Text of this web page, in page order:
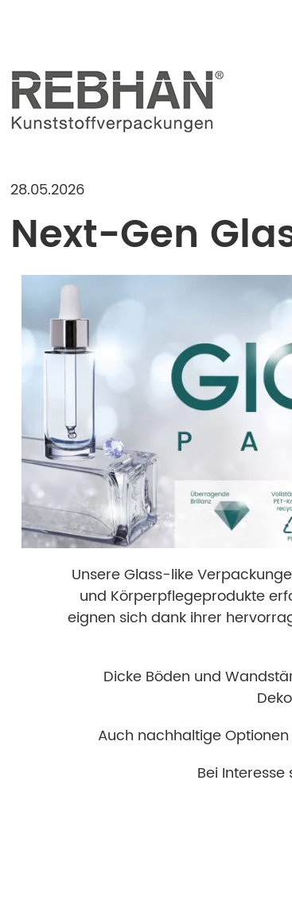
28.05.2026
Next-Gen
Unsere Glass-like
und Körperpflegeprodukte
eignen sich dank ihrer
Dicke Böden und
Auch nachhaltige
Bei